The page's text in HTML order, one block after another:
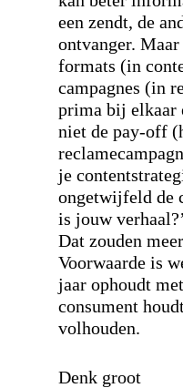
een zendt, de
ontvanger.
formats (in
campagnes (in
prima bij elkaar
niet de pay-off
je
ongetwijfeld de
is jouw
Dat zouden
Voorwaarde is
jaar ophoudt
consument
volhouden.
Denk groot